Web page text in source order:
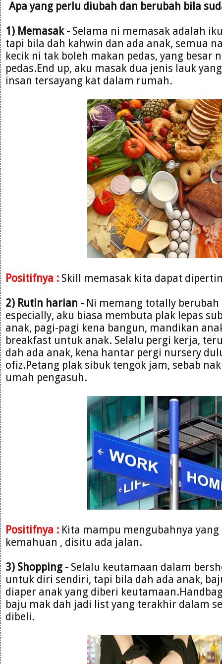
Apa yang perlu diubah dan berubah bila
1) Memasak - Selama ni memasak adalah
tapi bila dah kahwin dan ada anak, semua
kecik ni tak boleh makan pedas, yang besar
pedas.End up, aku masak dua jenis lauk
insan tersayang kat dalam rumah.
Positifnya : Skill memasak kita dapat
2) Rutin harian - Ni memang totally berubah
especially, aku biasa membuta plak lepas
anak, pagi-pagi kena bangun, mandikan
breakfast untuk anak. Selalu pergi kerja,
dah ada anak, kena hantar pergi nursery
ofiz.Petang plak sibuk tengok jam, sebab
umah pengasuh.
Positifnya : Kita mampu mengubahnya
kemahuan , disitu ada jalan.
3) Shopping - Selalu keutamaan dalam
untuk diri sendiri, tapi bila dah ada anak,
diaper anak yang diberi
baju mak dah jadi list yang terakhir dalam
dibeli.